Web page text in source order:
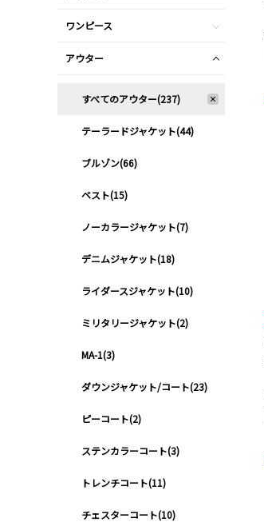
ワンピース
アウター
すべてのアウター(237)
テーラードジャケット(44)
ブルゾン(66)
ベスト(15)
ノーカラージャケット(7)
デニムジャケット(18)
ライダースジャケット(10)
ミリタリージャケット(2)
MA-1(3)
ダウンジャケット/コート(23)
ピーコート(2)
ステンカラーコート(3)
トレンチコート(11)
チェスターコート(10)